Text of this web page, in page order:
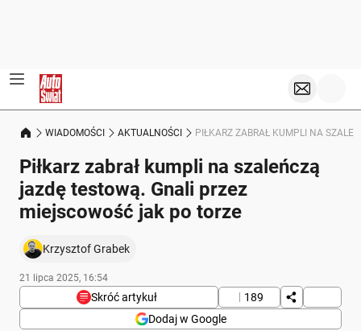
WIADOMOŚCI AKTUALNOŚCI PIŁKARZ ZABRAŁ KUMPLI NA
Piłkarz zabrał kumpli na szaleńczą
jazdę testową. Gnali przez
miejscowość jak po torze
Krzysztof Grabek
21 lipca 2025, 16:54
Skróć artykuł
189
Dodaj w Google